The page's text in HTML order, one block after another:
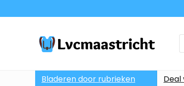
Bladeren door rubrieken Deal